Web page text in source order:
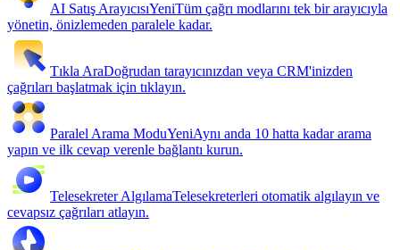
AI Satış ArayıcısıYeniTüm çağrı modlarını tek bir arayıcıyla
yönetin, önizlemeden paralele kadar.
Tıkla AraDoğrudan tarayıcınızdan veya CRM'inizden
çağrıları başlatmak için tıklayın.
Paralel Arama ModuYeniAynı anda 10 hatta kadar arama
yapın ve ilk cevap verenle bağlantı kurun.
Telesekreter AlgılamaTelesekreterleri otomatik algılayın ve
cevapsız çağrıları atlayın.